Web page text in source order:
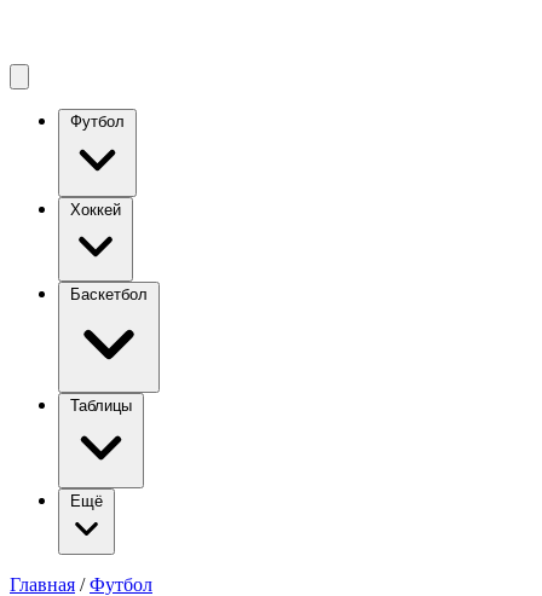
Футбол
Хоккей
Баскетбол
Таблицы
Ещё
Главная / Футбол